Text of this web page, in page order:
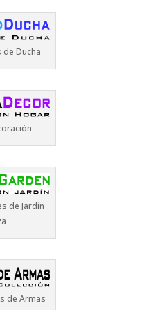
de Ducha
de Jardín
de Armas